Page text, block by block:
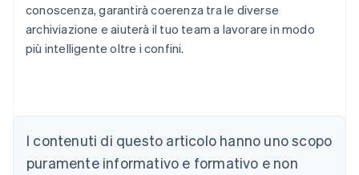
conoscenza, garantirà coerenza tra le diverse
archiviazione e aiuterà il tuo team a lavorare in modo
più intelligente oltre i confini.
I contenuti di questo articolo hanno uno scopo
puramente informativo e formativo e non